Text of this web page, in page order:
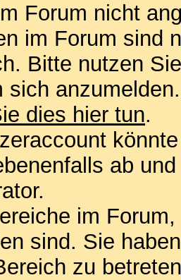
Forum nicht
im Forum sind
Bitte nutzen
sich
dies hier tun.
ab
im
sind. Sie
zu